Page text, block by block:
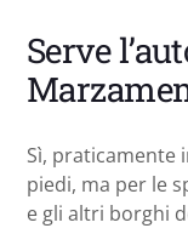
Serve
Sì, praticamente
piedi, ma per le
e gli altri borghi